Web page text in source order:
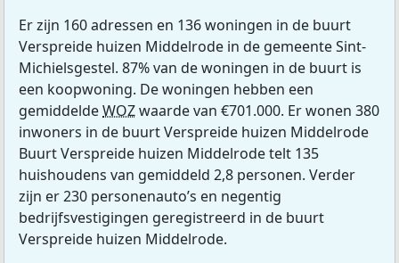
Er zijn 160 adressen en 136 woningen in de buurt
Verspreide huizen Middelrode in de gemeente Sint-
Michielsgestel. 87% van de woningen in de buurt is
een koopwoning. De woningen hebben een
gemiddeldeWOZwaarde van €701.000. Er wonen 380
inwoners in de buurt Verspreide huizen Middelrode
Buurt Verspreide huizen Middelrode telt 135
huishoudens van gemiddeld 2,8 personen. Verder
zijn er 230 personenauto’s en negentig
bedrijfsvestigingen geregistreerd in de buurt
Verspreide huizen Middelrode.